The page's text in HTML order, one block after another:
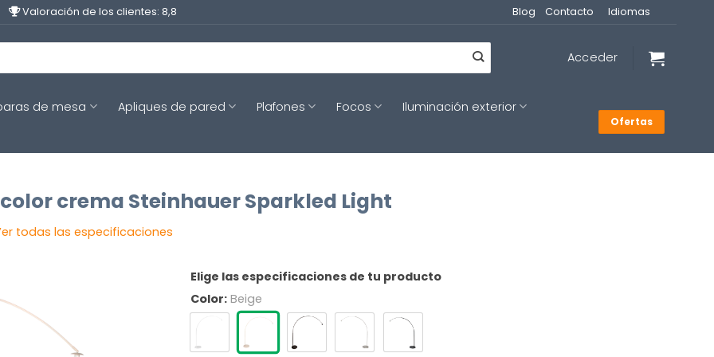
Valoración de los clientes: 8,8 Blog Contacto Idiomas
Acceder
de mesa Apliques de pared Plafones Focos
Iluminación exterior
Ofertas
crema Steinhauer Sparkled Light
todas las especificaciones
Elige las especificaciones de tu producto
Color: Beige